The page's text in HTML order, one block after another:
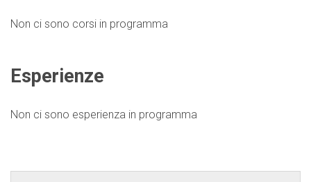
Non ci sono corsi in programma
Esperienze
Non ci sono esperienza in programma